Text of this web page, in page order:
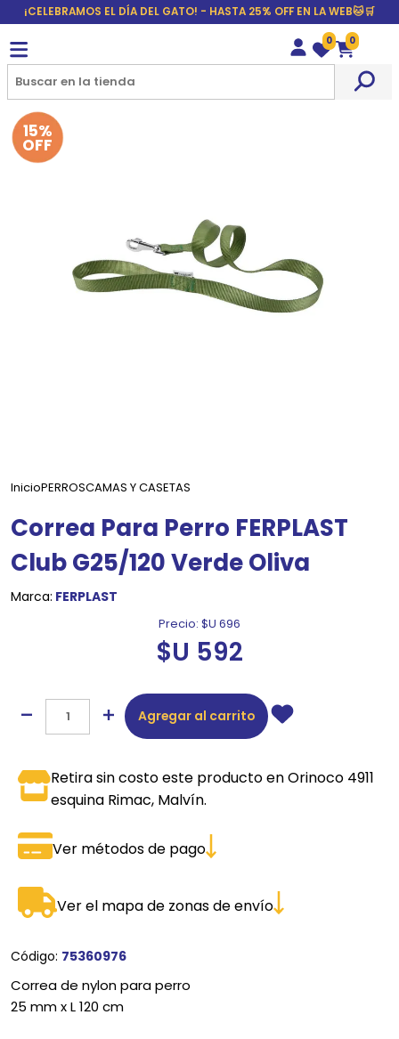
¡CELEBRAMOS EL DÍA DEL GATO! - HASTA 25% OFF EN LA WEB🐱🛒
Wishlist
0
Carrito
0
15%
OFF
InicioPERROSCAMAS Y CASETAS
Correa Para Perro FERPLAST
Club G25/120 Verde Oliva
Marca: FERPLAST
Precio: $U 696
$U 592
Agregar al carrito
Retira sin costo este producto en Orinoco 4911
esquina Rimac, Malvín.
Ver métodos de pago
Ver el mapa de zonas de envío
Código: 75360976
Correa de nylon para perro
25 mm x L 120 cm